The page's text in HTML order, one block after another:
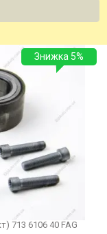
Знижка 5%
713 6106 40 FAG